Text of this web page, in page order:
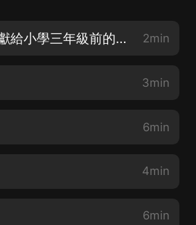
愛上中國文字-獻給小學三年級前的幼兒兒童 2min
3min
6min
4min
6min